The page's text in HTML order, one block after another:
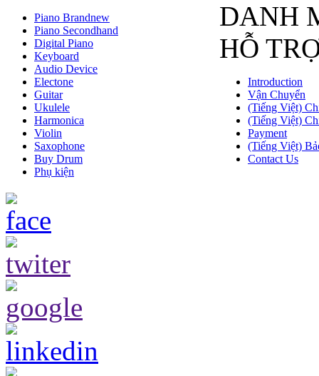
DANH
Piano Brandnew
Piano Secondhand
Digital Piano
Keyboard
Audio Device
Electone
Guitar
Ukulele
Harmonica
Violin
Saxophone
Buy Drum
Phụ kiện
HỖ
Introduction
Vận Chuyển
(Tiếng Việt)
(Tiếng Việt)
Payment
(Tiếng Việt)
Contact Us